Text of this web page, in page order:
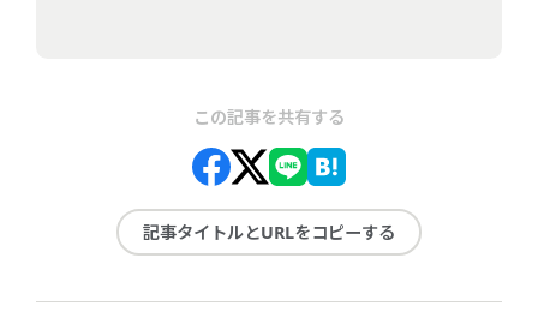
この記事を共有する
記事タイトルとURLをコピーする